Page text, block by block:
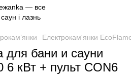
Електрокам'янки
для бани и сауни
6 кВт + пульт CON6